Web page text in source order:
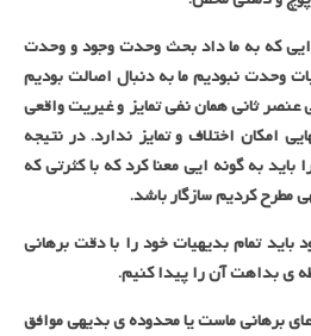
که به ما داد بحث وحدت وجود و وحدت
وحدت نبودیم ما به دنبال اصالت بودیم
ثانی همان نفی تمایز و غیریت واقعی
امکان اختلاف و تمایز ندارد. در نتیجه
به گونه ایی معنا کرد که با کثرتی که
مطرح کردیم سازگار باشد.
باید تمام بدیهیات خود را با دقت برهانی
ی بداهت آن را پیدا کنیم.
برهانی ماست یا محدوده ی بدیهی موافق